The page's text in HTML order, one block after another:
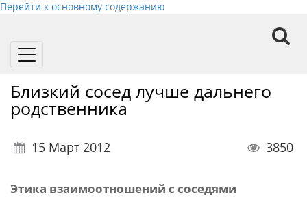
Перейти к основному содержанию
Toggle
Близкий сосед лучше дальнего
родственника
15 Март 2012 3850
Этика взаимоотношений с соседями